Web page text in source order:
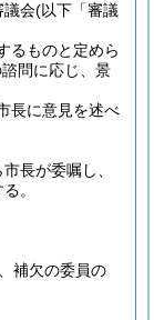
議会(以下「審議
るものと定めら
問に応じ、景
長に意見を述べ
長が委嘱し、
。
補欠の委員の